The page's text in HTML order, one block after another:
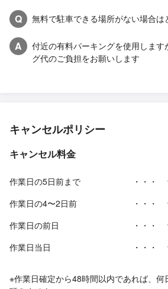
Q 無料で駐車できる場所がない場合は
A
付近の有料パーキングを使用しま
グ代のご負担をお願いします
キャンセルポリシー
キャンセル料金
作業日の5日前まで ・・・
作業日の4〜2日前
・・・
作業日の前日
・・・
作業日当日
・・・
※作業日確定から48時間以内であれば、何